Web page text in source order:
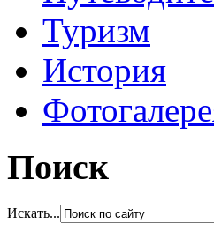
Туризм
История
Поиск
Искать...